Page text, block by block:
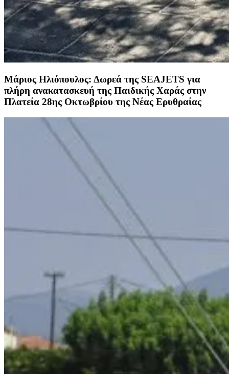
Μάριος Ηλιόπουλος: Δωρεά της SEAJETS για
πλήρη ανακατασκευή της Παιδικής Χαράς στην
Πλατεία 28ης Οκτωβρίου της Νέας Ερυθραίας